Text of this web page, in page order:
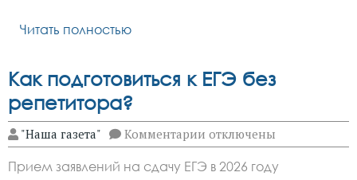
Читать полностью
Как подготовиться к ЕГЭ без
репетитора?
"Наша газета" Комментарии к
записи
Как
подготовиться
отключены
Прием заявлений на сдачу ЕГЭ в 2026 году